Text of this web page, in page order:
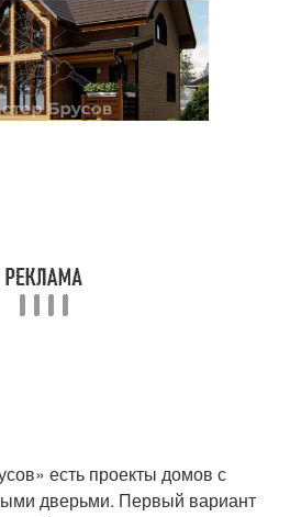
есть проекты домов с
дверьми. Первый вариант